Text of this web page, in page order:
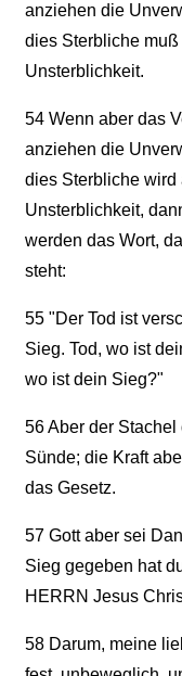
anziehen die
dies Sterbliche
Unsterblichkeit.
54Wenn aber das
anziehen die
dies Sterbliche wird
Unsterblichkeit,
werden das Wort,
steht:
55"Der Tod ist
Sieg. Tod, wo ist
wo ist dein Sieg?"
56Aber der Stachel
Sünde; die Kraft
das Gesetz.
57Gott aber sei
Sieg gegeben hat
HERRN Jesus
58Darum, meine